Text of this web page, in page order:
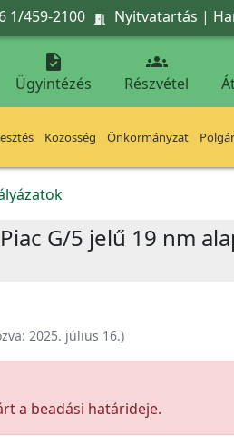
1/459-2100  Nyitvatartás |

Ügyintézés

Részvétel
Közösség Önkormányzat
G/5 jelű 19 nm
2025. július 16.)
a beadási határideje.